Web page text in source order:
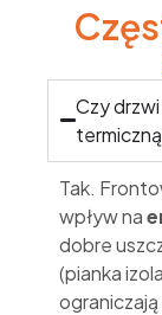
Czy
Tak.
wpływ na
dobre
(pianka